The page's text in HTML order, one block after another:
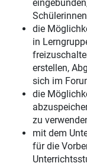
die
in
erstellen,
sich im
die
zu
mit dem
für die